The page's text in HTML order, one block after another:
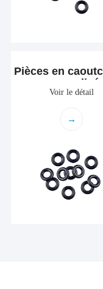
Pièces en
Voir le détail
→